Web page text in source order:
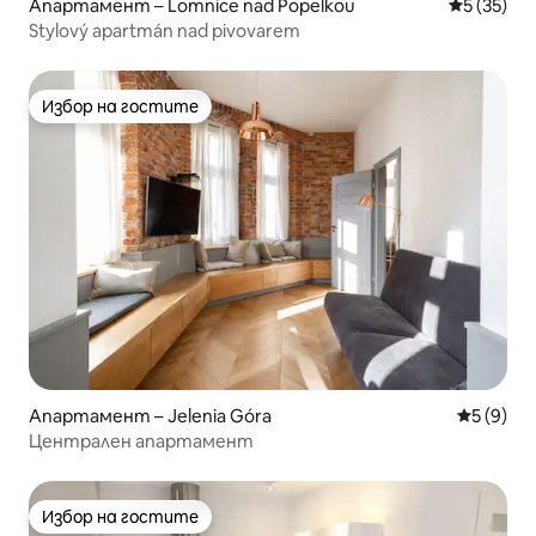
Апартамент – Lomnice nad Popelkou Средна
5 (35)
Stylový apartmán nad pivovarem
Избор на гостите
Избор на гостите
Апартамент – Jelenia Góra Средна
5 (9)
Централен апартамент
Избор на гостите
Избор на гостите